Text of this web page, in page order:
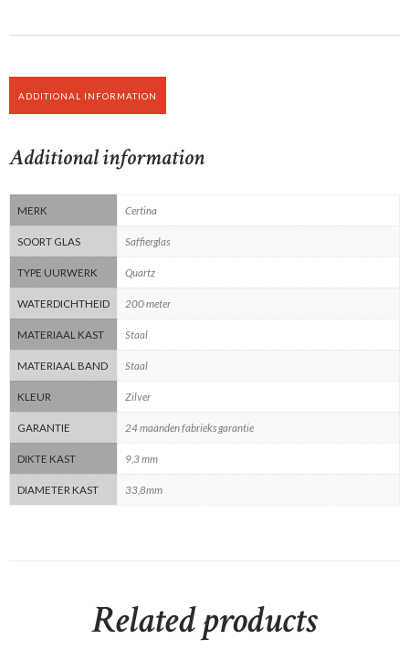
ADDITIONAL INFORMATION
Additional information
MERK Certina
SOORT GLAS Saffierglas
TYPE UURWERK Quartz
WATERDICHTHEID 200 meter
MATERIAAL KAST Staal
MATERIAAL BAND Staal
KLEUR Zilver
GARANTIE 24 maanden fabrieks garantie
DIKTE KAST 9,3 mm
DIAMETER KAST 33,8mm
Related products